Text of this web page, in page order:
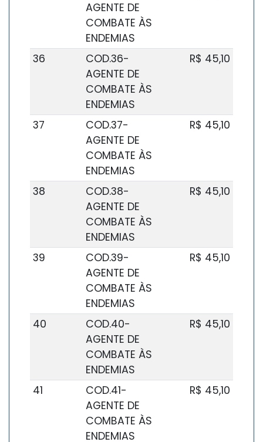
AGENTE DE
COMBATE ÀS
ENDEMIAS
36
COD.36-
AGENTE DE
COMBATE ÀS
ENDEMIAS
R$ 45,10
37
COD.37-
AGENTE DE
COMBATE ÀS
ENDEMIAS
R$ 45,10
38
COD.38-
AGENTE DE
COMBATE ÀS
ENDEMIAS
R$ 45,10
39
COD.39-
AGENTE DE
COMBATE ÀS
ENDEMIAS
R$ 45,10
40
COD.40-
AGENTE DE
COMBATE ÀS
ENDEMIAS
R$ 45,10
41
COD.41-
AGENTE DE
COMBATE ÀS
ENDEMIAS
R$ 45,10